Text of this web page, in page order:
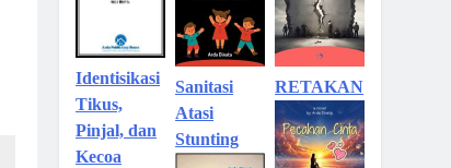
Identisikasi
Tikus,
Pinjal, dan
Kecoa
Sanitasi
Atasi
Stunting
RETAKAN